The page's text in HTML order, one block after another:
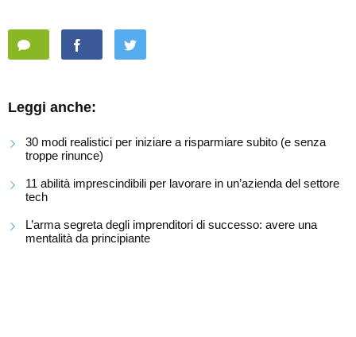
Leggi anche:
30 modi realistici per iniziare a risparmiare subito (e senza
troppe rinunce)
11 abilità imprescindibili per lavorare in un’azienda del settore
tech
L’arma segreta degli imprenditori di successo: avere una
mentalità da principiante